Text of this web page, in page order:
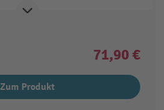
71,90 €
Zum Produkt